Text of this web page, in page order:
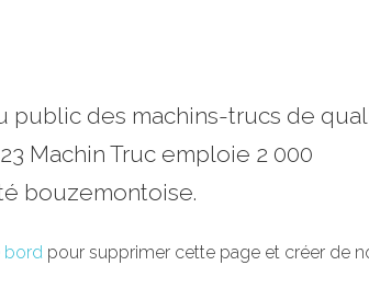
public des machins-trucs de
Machin Truc emploie 2 000
bouzemontoise.
bord pour supprimer cette page et créer de